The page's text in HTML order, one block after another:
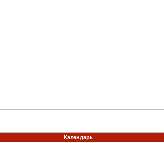
Календарь